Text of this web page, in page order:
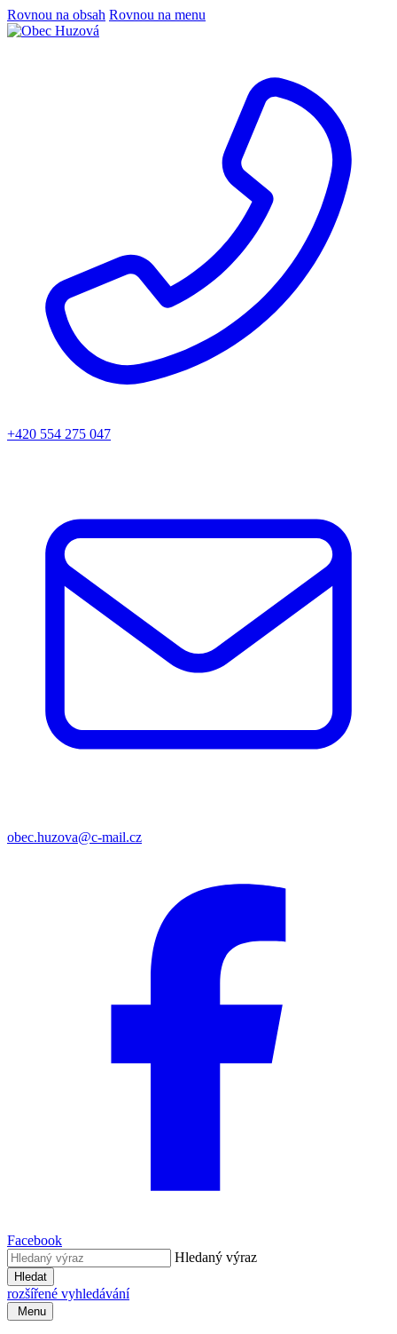
Rovnou na obsah Rovnou na menu
+420 554 275 047
obec.huzova@c-mail.cz
Facebook
Hledaný výraz
Hledat
rozšířené vyhledávání
Menu